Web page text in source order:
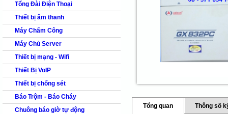
Tổng Đài Điện Thoại
Thiết bị âm thanh
Máy Chấm Công
Máy Chủ Server
Thiết bị mạng - Wifi
Thiết Bị VoIP
Thiết bị chống sét
Báo Trộm - Báo Cháy
Chuông báo giờ tự động
Tổng quan Thông số